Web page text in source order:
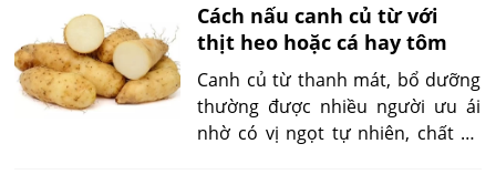
những nguyên liệu đơn giản như
thịt heo, tôm hay nấm, bạn sẽ có
được một nồi canh đậm đà
hương vị.
Cách nấu canh củ từ với
thịt heo hoặc cá hay tôm
Canh củ từ thanh mát, bổ dưỡng
thường được nhiều người ưu ái
nhờ có vị ngọt tự nhiên, chất xơ